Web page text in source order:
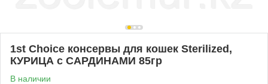
1st Choice консервы для кошек Sterilized,
КУРИЦА с САРДИНАМИ 85гр
В наличии